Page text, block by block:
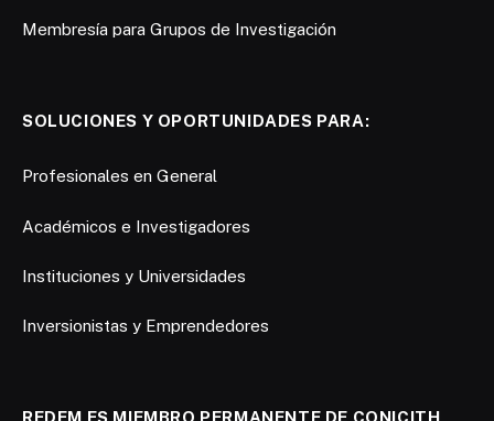
Membresía para Grupos de Investigación
SOLUCIONES Y OPORTUNIDADES PARA:
Profesionales en General
Académicos e Investigadores
Instituciones y Universidades
Inversionistas y Emprendedores
REDEM ES MIEMBRO PERMANENTE DE CONICITH